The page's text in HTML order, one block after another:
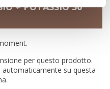
+ POTASSIO 30
per questo prodotto.
su questa